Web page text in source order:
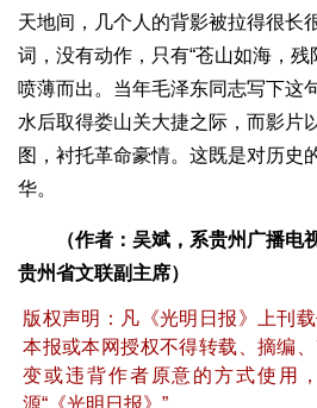
天地间，几个人的背影被拉得很长
词，没有动作，只有“苍山如海，残
喷薄而出。当年毛泽东同志写下这
水后取得娄山关大捷之际，而影片
图，衬托革命豪情。这既是对历史
华。
（作者：吴斌，系贵州广播电视
贵州省文联副主席）
版权声明：凡《光明日报》上刊
本报或本网授权不得转载、摘编
变或违背作者原意的方式使用
源“《光明日报》”。